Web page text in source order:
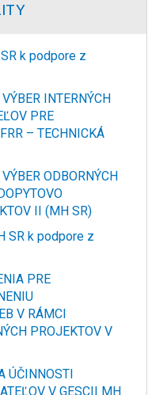
k podpore z
INTERNÝCH
PRE
– TECHNICKÁ
ODBORNÝCH
II (MH SR)
SR k podpore z
PRE
V RÁMCI
PROJEKTOV V
ÚČINNOSTI
V GESCII MH